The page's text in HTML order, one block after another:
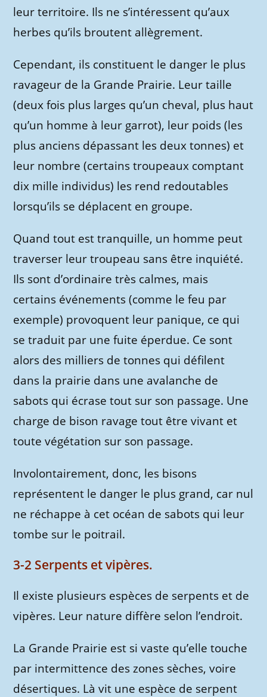
leur territoire. Ils ne s’intéressent qu’aux
herbes qu’ils broutent allègrement.
Cependant, ils constituent le danger le plus
ravageur de la Grande Prairie. Leur taille
(deux fois plus larges qu’un cheval, plus haut
qu’un homme à leur garrot), leur poids (les
plus anciens dépassant les deux tonnes) et
leur nombre (certains troupeaux comptant
dix mille individus) les rend redoutables
lorsqu’ils se déplacent en groupe.
Quand tout est tranquille, un homme peut
traverser leur troupeau sans être inquiété.
Ils sont d’ordinaire très calmes, mais
certains événements (comme le feu par
exemple) provoquent leur panique, ce qui
se traduit par une fuite éperdue. Ce sont
alors des milliers de tonnes qui défilent
dans la prairie dans une avalanche de
sabots qui écrase tout sur son passage. Une
charge de bison ravage tout être vivant et
toute végétation sur son passage.
Involontairement, donc, les bisons
représentent le danger le plus grand, car nul
ne réchappe à cet océan de sabots qui leur
tombe sur le poitrail.
3-2 Serpents et vipères.
Il existe plusieurs espèces de serpents et de
vipères. Leur nature diffère selon l’endroit.
La Grande Prairie est si vaste qu’elle touche
par intermittence des zones sèches, voire
désertiques. Là vit une espèce de serpent